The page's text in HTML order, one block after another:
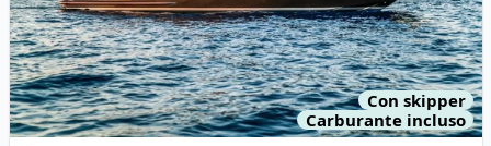
Con skipper
Carburante incluso